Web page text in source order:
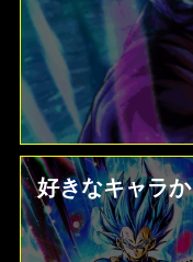
好きなキャラから選ぶチーム編成【パーテ